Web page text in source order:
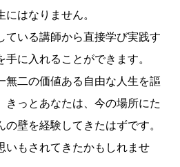
はなりません。
ている講師から直接学び実践す
に入れることができます。
無二の価値ある自由な人生を謳
きっとあなたは、今の場所にた
壁を経験してきたはずです。
いもされてきたかもしれませ